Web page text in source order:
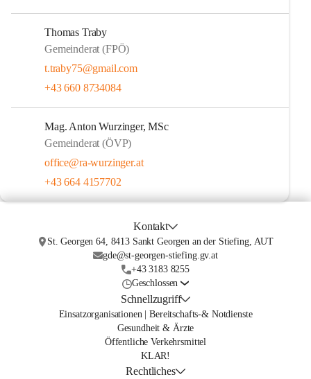
Thomas Traby
Gemeinderat (FPÖ)
t.traby75@gmail.com
+43 660 8734084
Mag. Anton Wurzinger, MSc
Gemeinderat (ÖVP)
office@ra-wurzinger.at
+43 664 4157702
Kontakt
St. Georgen 64, 8413 Sankt Georgen an der Stiefing, AUT
gde@st-georgen-stiefing.gv.at
+43 3183 8255
Geschlossen
Schnellzugriff
Einsatzorganisationen | Bereitschafts-& Notdienste
Gesundheit & Ärzte
Öffentliche Verkehrsmittel
KLAR!
Rechtliches